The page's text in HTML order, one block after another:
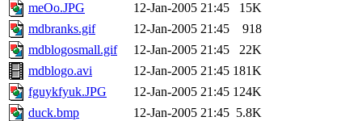
meOo.JPG
12-Jan-2005 21:45
15K
mdbranks.gif
12-Jan-2005 21:45
918
mdblogosmall.gif
12-Jan-2005 21:45
22K
mdblogo.avi
12-Jan-2005 21:45 181K
fguykfyuk.JPG
12-Jan-2005 21:45 124K
duck.bmp
12-Jan-2005 21:45 5.8K